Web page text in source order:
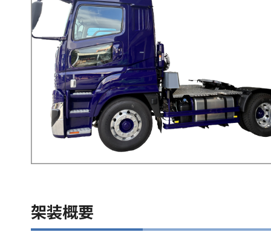
架装概要